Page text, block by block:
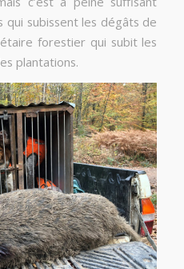
qui subissent les dégâts de
forestier qui subit les
plantations.